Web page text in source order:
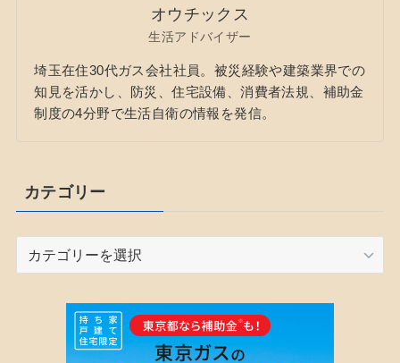
オウチックス
生活アドバイザー
埼玉在住30代ガス会社社員。被災経験や建築業界での
知見を活かし、防災、住宅設備、消費者法規、補助金
制度の4分野で生活自衛の情報を発信。
カテゴリー